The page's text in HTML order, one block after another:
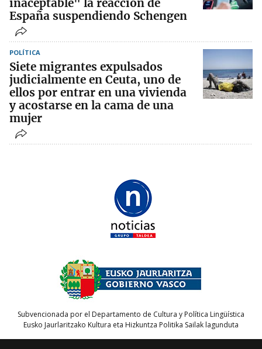
inaceptable" la reacción de
España suspendiendo Schengen
POLÍTICA
Siete migrantes expulsados
judicialmente en Ceuta, uno de
ellos por entrar en una vivienda
y acostarse en la cama de una
mujer
Subvencionada por el Departamento de Cultura y Política Lingüística
Eusko Jaurlaritzako Kultura eta Hizkuntza Politika Sailak lagunduta